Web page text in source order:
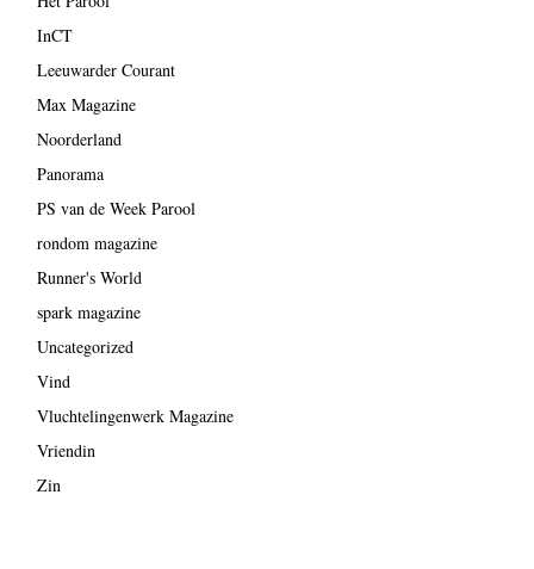
InCT
Leeuwarder Courant
Max Magazine
Noorderland
Panorama
PS van de Week Parool
rondom magazine
Runner's World
spark magazine
Uncategorized
Vind
Vluchtelingenwerk Magazine
Vriendin
Zin